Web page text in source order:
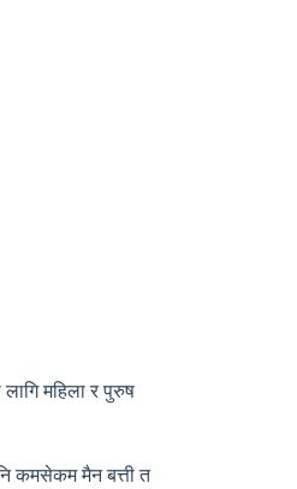
महिला र पुरुष
कमसेकम मैन बत्ती त